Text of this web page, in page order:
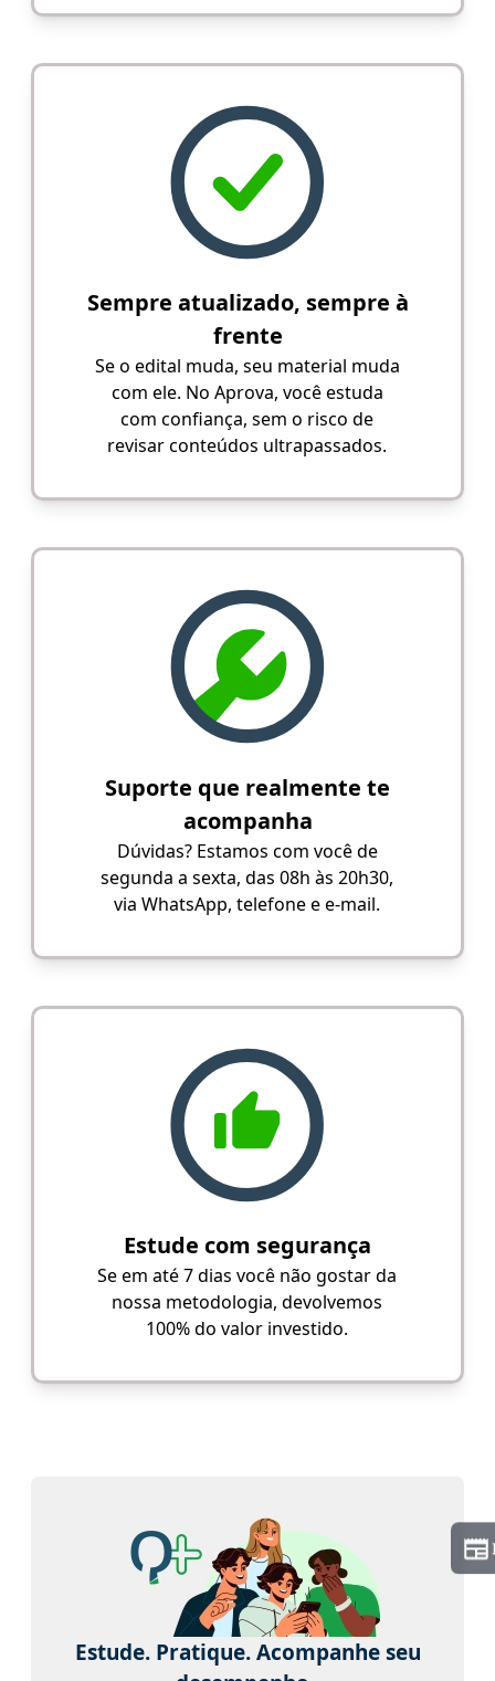
Sempre atualizado, sempre à
frente
Se o edital muda, seu material muda
com ele. No Aprova, você estuda
com confiança, sem o risco de
revisar conteúdos ultrapassados.
Suporte que realmente te
acompanha
Dúvidas? Estamos com você de
segunda a sexta, das 08h às 20h30,
via WhatsApp, telefone e e-mail.
Estude com segurança
Se em até 7 dias você não gostar da
nossa metodologia, devolvemos
100% do valor investido.
Estude. Pratique. Acompanhe seu